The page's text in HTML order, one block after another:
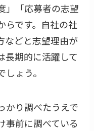
」「応募者の志望
らです。自社の社
などと志望理由が
長期的に活躍して
ょう。
かり調べたうえで
事前に調べている